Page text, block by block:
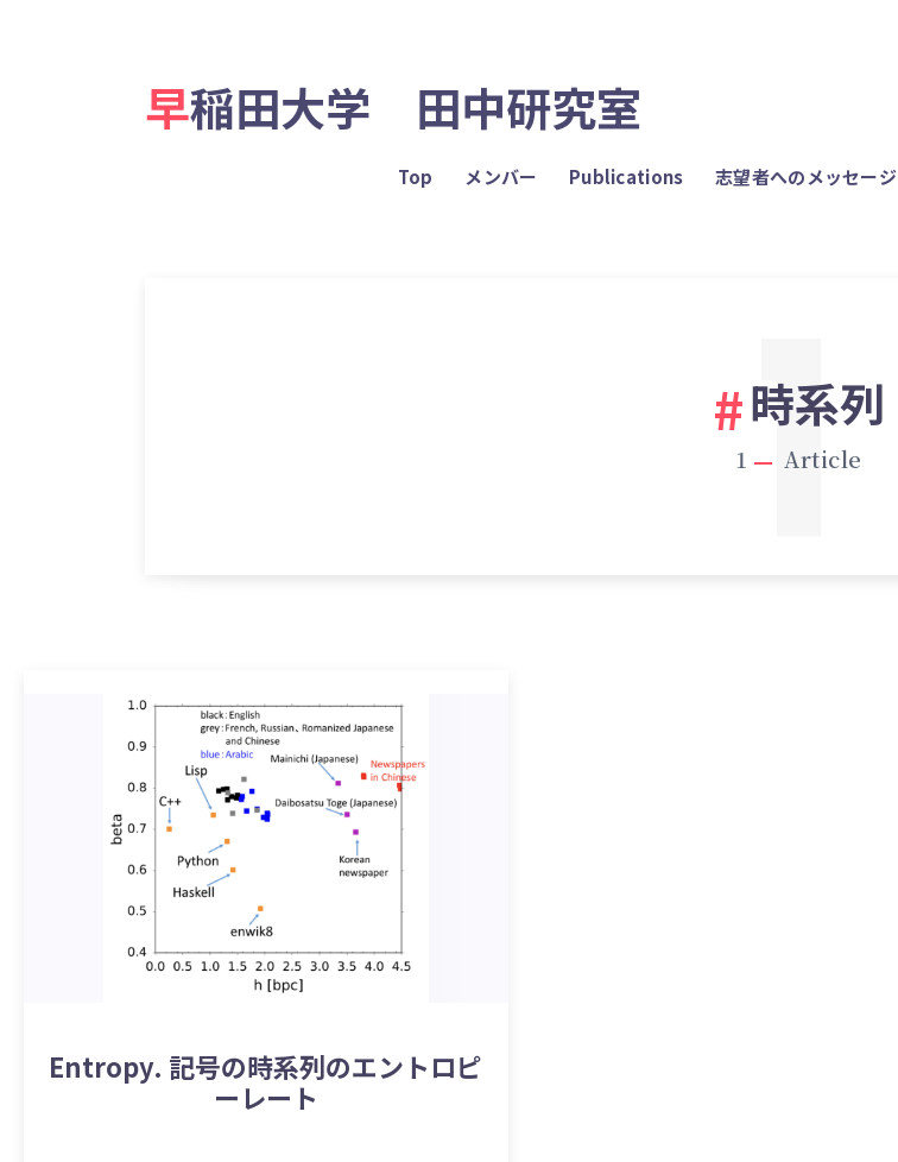
早稲田大学 田中研究室
Top メンバー Publications 志望者へのメッセージ
時系列
1 Article
1
Entropy. 記号の時系列のエントロピ
ーレート